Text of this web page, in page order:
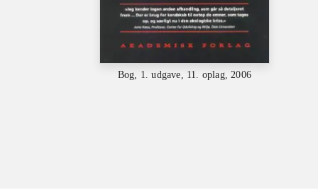
Bog, 1. udgave, 11. oplag, 2006